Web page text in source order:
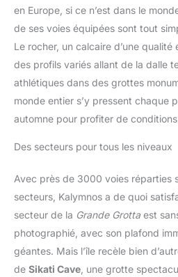
en Europe, si ce n’est dans le
de ses voies équipées sont tout
Le rocher, un calcaire d’une
des profils variés allant de la dalle
athlétiques dans des grottes
monde entier s’y pressent chaque
automne pour profiter de
Des secteurs pour tous les niveaux
Avec près de 3000 voies réparties
secteurs, Kalymnos a de quoi
secteur de la Grande Grotta est
photographié, avec son plafond
géantes. Mais l’île recèle bien
de Sikati Cave , une grotte